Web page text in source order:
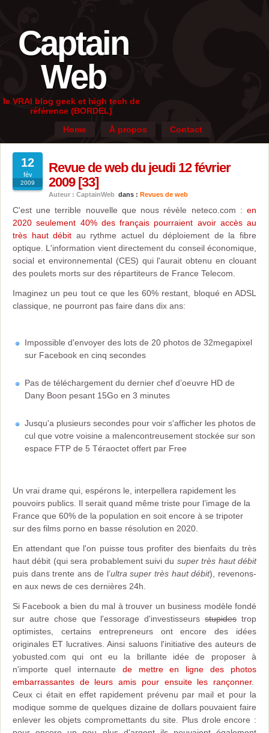
Captain
Web
le VRAI blog geek et high tech de
référence (BORDEL)
Home
À propos Contact
12
fév
2009
Revue de web du jeudi 12 février
2009 [33]
Auteur : CaptainWeb dans : Revues de web
C'est une terrible nouvelle que nous révèle neteco.com : en
2020 seulement 40% des français pourraient avoir accès au
très haut débit au rythme actuel du déploiement de la fibre
optique. L'information vient directement du conseil économique,
social et environnemental (CES) qui l'aurait obtenu en clouant
des poulets morts sur des répartiteurs de France Telecom.
Imaginez un peu tout ce que les 60% restant, bloqué en ADSL
classique, ne pourront pas faire dans dix ans:
Impossible d'envoyer des lots de 20 photos de 32megapixel
sur Facebook en cinq secondes
Pas de téléchargement du dernier chef d’oeuvre HD de
Dany Boon pesant 15Go en 3 minutes
Jusqu'a plusieurs secondes pour voir s'afficher les photos de
cul que votre voisine a malencontreusement stockée sur son
espace FTP de 5 Téraoctet offert par Free
Un vrai drame qui, espérons le, interpellera rapidement les
pouvoirs publics. Il serait quand même triste pour l’image de la
France que 60% de la population en soit encore à se tripoter
sur des films porno en basse résolution en 2020.
En attendant que l'on puisse tous profiter des bienfaits du très
haut débit (qui sera probablement suivi du super très haut débit
puis dans trente ans de l’ultra super très haut débit), revenons-
en aux news de ces dernières 24h.
Si Facebook a bien du mal à trouver un business modèle fondé
sur autre chose que l'essorage d'investisseursstupidestrop
optimistes, certains entrepreneurs ont encore des idées
originales ET lucratives. Ainsi saluons l'initiative des auteurs de
yobusted.com qui ont eu la brillante idée de proposer à
n'importe quel internaute de mettre en ligne des photos
embarrassantes de leurs amis pour ensuite les rançonner.
Ceux ci était en effet rapidement prévenu par mail et pour la
modique somme de quelques dizaine de dollars pouvaient faire
enlever les objets compromettants du site. Plus drole encore :